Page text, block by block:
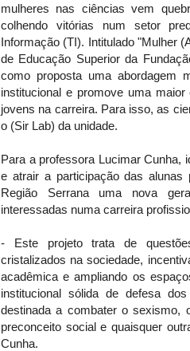
mulheres nas ciências vem
colhendo vitórias num setor
Informação (TI). Intitulado "Mulher
de Educação Superior da
como proposta uma abordagem
institucional e promove uma
jovens na carreira. Para isso, as
o (Sir Lab) da unidade.
Para a professora Lucimar Cunha,
e atrair a participação das
Região Serrana uma nova
interessadas numa carreira
- Este projeto trata de
cristalizados na sociedade,
acadêmica e ampliando os
institucional sólida de defesa
destinada a combater o sexismo,
preconceito social e quaisquer
Cunha.